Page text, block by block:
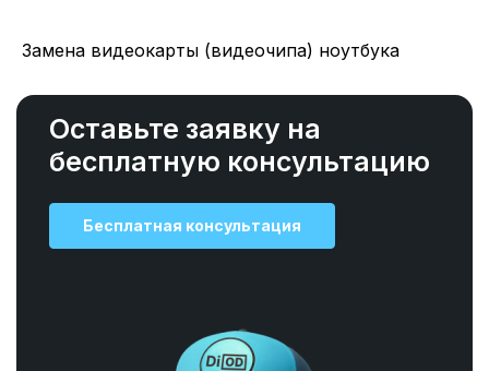
Замена видеокарты (видеочипа) ноутбука
Оставьте заявку на
бесплатную консультацию
Бесплатная консультация